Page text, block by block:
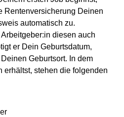
Rentenversicherung Deinen
automatisch zu.
diesen auch
er Dein Geburtsdatum,
Geburtsort. In dem
erhältst, stehen die folgenden